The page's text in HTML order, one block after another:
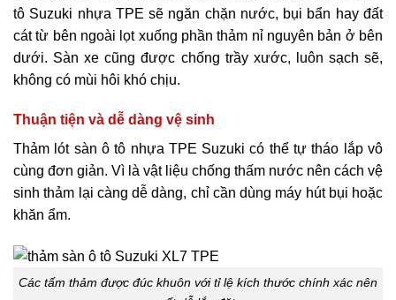
tô Suzuki nhựa TPE sẽ ngăn chặn nước, bụi bẩn hay đất
cát từ bên ngoài lọt xuống phần thảm nỉ nguyên bản ở bên
dưới. Sàn xe cũng được chống trầy xước, luôn sạch sẽ,
không có mùi hôi khó chịu.
Thuận tiện và dễ dàng vệ sinh
Thảm lót sàn ô tô nhựa TPE Suzuki có thể tự tháo lắp vô
cùng đơn giản. Vì là vật liệu chống thấm nước nên cách vệ
sinh thảm lại càng dễ dàng, chỉ cần dùng máy hút bụi hoặc
khăn ẩm.
Các tấm thảm được đúc khuôn với tỉ lệ kích thước chính xác nên